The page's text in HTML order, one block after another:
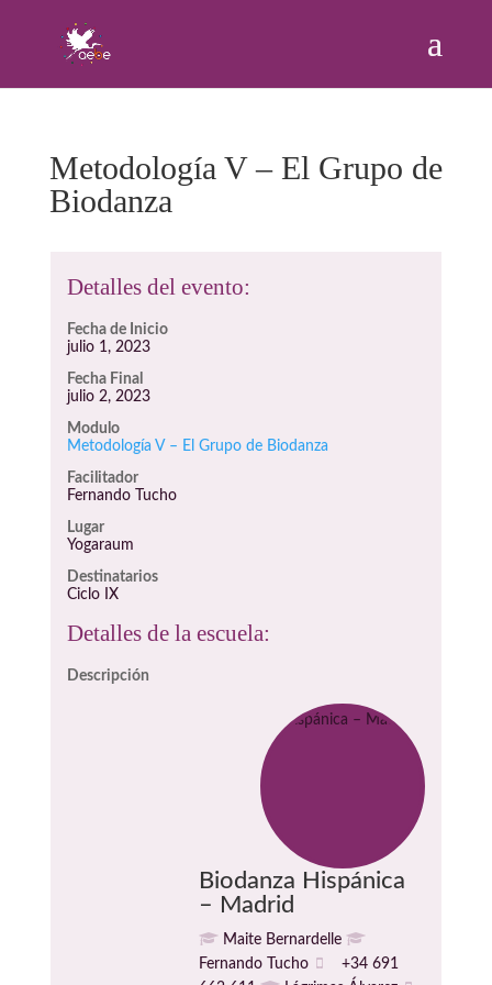
Metodología V – El Grupo de
Biodanza
Detalles del evento:
Fecha de Inicio
julio 1, 2023
Fecha Final
julio 2, 2023
Modulo
Metodología V – El Grupo de Biodanza
Facilitador
Fernando Tucho
Lugar
Yogaraum
Destinatarios
Ciclo IX
Detalles de la escuela:
Descripción
Biodanza Hispánica
– Madrid
Maite Bernardelle
Fernando Tucho
+34 691